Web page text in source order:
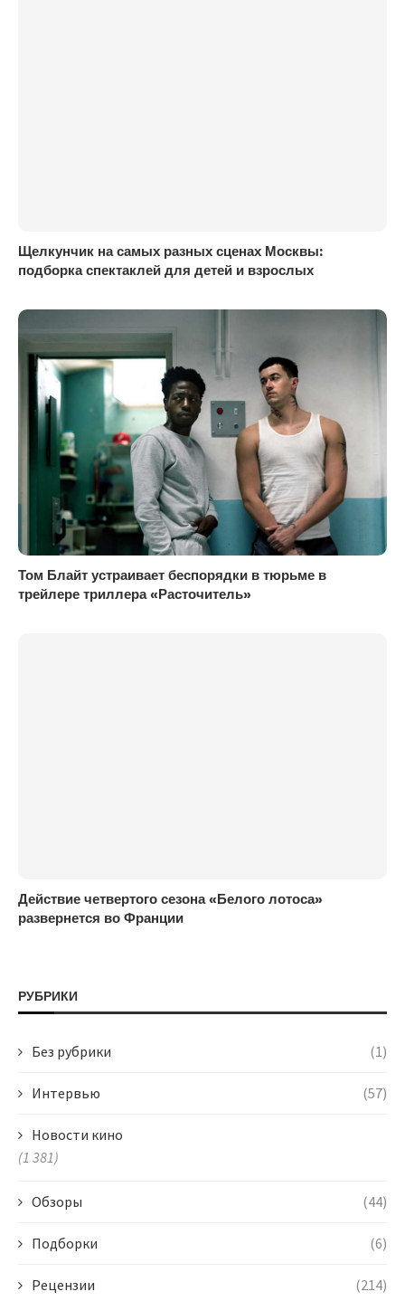
Щелкунчик на самых разных сценах Москвы:
подборка спектаклей для детей и взрослых
Том Блайт устраивает беспорядки в тюрьме в
трейлере триллера «Расточитель»
Действие четвертого сезона «Белого лотоса»
развернется во Франции
РУБРИКИ
Без рубрики (1)
Интервью (57)
Новости кино
(1 381)
Обзоры (44)
Подборки (6)
Рецензии (214)